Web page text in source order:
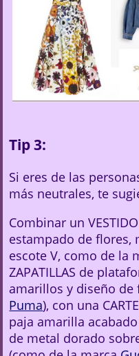
Tip 3:
Si eres de las
más neutrales, te
Combinar un
estampado de flores,
escote V, como de la
ZAPATILLAS de
amarillos y diseño de
Puma), con una
paja amarilla
de metal dorado